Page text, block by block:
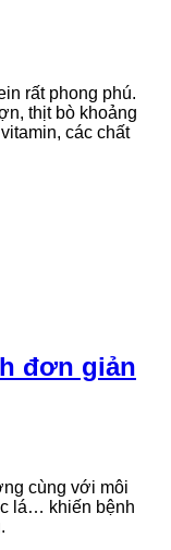
rất phong phú.
thịt bò khoảng
các chất
đơn giản
cùng với môi
lá… khiến bệnh